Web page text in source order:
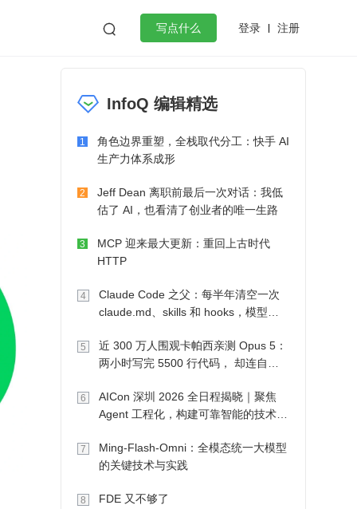
 写点什么 登录 注册
微服务架构 flutter
InfoQ 编辑精选
1
角色边界重塑，全栈取代分工：快手 AI
生产力体系成形
2
Jeff Dean 离职前最后一次对话：我低
估了 AI，也看清了创业者的唯一生路
3
MCP 迎来最大更新：重回上古时代
HTTP
4
Claude Code 之父：每半年清空一次
claude.md、skills 和 hooks，模型自
5
近 300 万人围观卡帕西亲测 Opus 5：
两小时写完 5500 行代码， 却连自己
6
AICon 深圳 2026 全日程揭晓｜聚焦
Agent 工程化，构建可靠智能的技术路
7
Ming-Flash-Omni：全模态统一大模型
的关键技术与实践
8 FDE 又不够了